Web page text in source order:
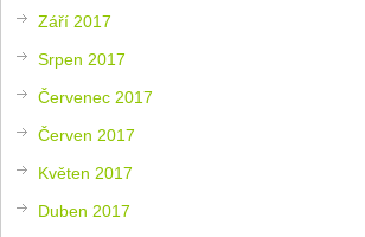
Září 2017
Srpen 2017
Červenec 2017
Červen 2017
Květen 2017
Duben 2017